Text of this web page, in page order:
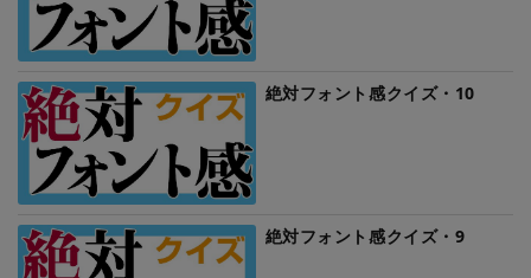
絶対フォント感クイズ・10
絶対フォント感クイズ・9